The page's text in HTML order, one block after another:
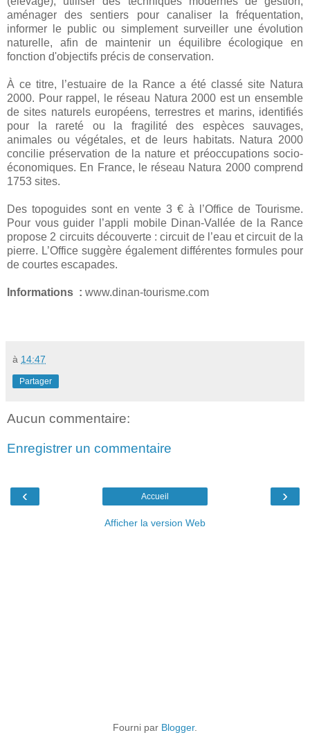
aménager des sentiers pour canaliser la fréquentation,
informer le public ou simplement surveiller une évolution
naturelle, afin de maintenir un équilibre écologique en
fonction d'objectifs précis de conservation.
À ce titre, l’estuaire de la Rance a été classé site Natura
2000. Pour rappel, le réseau Natura 2000 est un ensemble
de sites naturels européens, terrestres et marins, identifiés
pour la rareté ou la fragilité des espèces sauvages,
animales ou végétales, et de leurs habitats. Natura 2000
concilie préservation de la nature et préoccupations socio-
économiques. En France, le réseau Natura 2000 comprend
1753 sites.
Des topoguides sont en vente 3 € à l’Office de Tourisme.
Pour vous guider l’appli mobile Dinan-Vallée de la Rance
propose 2 circuits découverte : circuit de l’eau et circuit de la
pierre. L’Office suggère également différentes formules pour
de courtes escapades.
Informations : www.dinan-tourisme.com
à 14:47
Partager
Aucun commentaire:
Enregistrer un commentaire
‹ ›
Accueil
Afficher la version Web
Fourni par Blogger.